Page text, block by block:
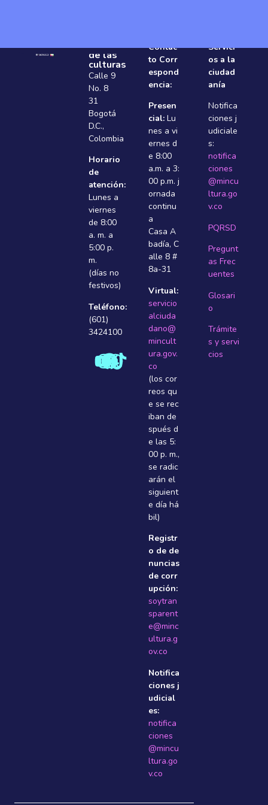
Ministerio
de las
culturas
Calle 9
No. 8
31
Bogotá
D.C.,
Colombia
Horario
de
atención:
Lunes a
viernes
de 8:00
a. m. a
5:00 p.
m.
(días no
festivos)
Teléfono:
(601)
3424100
Contac
to Corr
espond
encia:
Presen
cial: Lu
nes a vi
ernes d
e 8:00
a.m. a 3:
00 p.m. j
ornada
continu
a
Casa A
badí­a, C
alle 8 #
8a-31
Virtual:
servicio
alciuda
dano@
mincult
ura.gov.
co
(los cor
reos qu
e se rec
iban de
spués d
e las 5:
00 p. m.,
se radic
arán el
siguient
e dí­a há
bil)
Registr
o de de
nuncias
de corr
upción:
soytran
sparent
e@minc
ultura.g
ov.co
Notifica
ciones j
udicial
es:
notifica
ciones
@mincu
ltura.go
v.co
Servici
os a la
ciudad
anía
Notifica
ciones j
udiciale
s:
notifica
ciones
@mincu
ltura.go
v.co
PQRSD
Pregunt
as Frec
uentes
Glosari
o
Trámite
s y servi
cios